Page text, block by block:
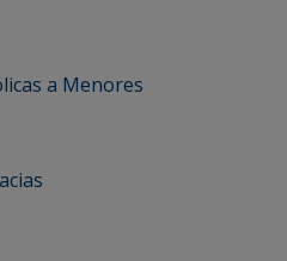
a Menores